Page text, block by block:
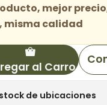
mejor
misma calidad
al Carro
de ubicaciones